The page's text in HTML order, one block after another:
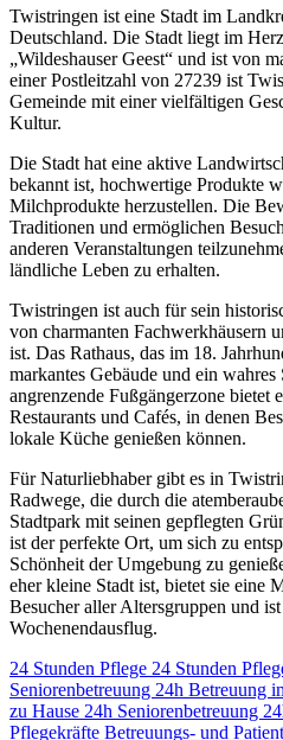
Twistringen ist eine Stadt im
Deutschland. Die Stadt liegt im
„Wildeshauser Geest“ und ist von
einer Postleitzahl von 27239 ist
Gemeinde mit einer vielfältigen
Kultur.
Die Stadt hat eine aktive
bekannt ist, hochwertige Produkte
Milchprodukte herzustellen. Die
Traditionen und ermöglichen
anderen Veranstaltungen
ländliche Leben zu erhalten.
Twistringen ist auch für sein
von charmanten Fachwerkhäusern
ist. Das Rathaus, das im 18.
markantes Gebäude und ein
angrenzende Fußgängerzone bietet
Restaurants und Cafés, in denen
lokale Küche genießen können.
Für Naturliebhaber gibt es in
Radwege, die durch die
Stadtpark mit seinen gepflegten
ist der perfekte Ort, um sich zu
Schönheit der Umgebung zu
eher kleine Stadt ist, bietet sie eine
Besucher aller Altersgruppen und
Wochenendausflug.
24 Stunden Pflege 24 Stunden
Seniorenbetreuung 24h Betreuung
zu Hause 24h Seniorenbetreuung
Pflegekräfte Betreuungs- und